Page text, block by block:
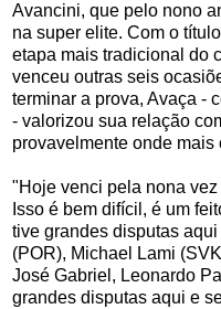
Avancini, que pelo nono
na super elite. Com o
etapa mais tradicional do
venceu outras seis
terminar a prova, Avaça -
- valorizou sua relação
provavelmente onde mais
"Hoje venci pela nona
Isso é bem difícil, é um
tive grandes disputas
(POR), Michael Lami
José Gabriel, Leonardo
grandes disputas aqui e